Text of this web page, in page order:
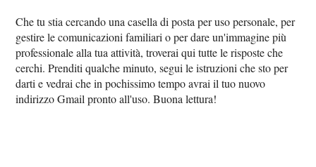
Che tu stia cercando una casella di posta per uso personale, per
gestire le comunicazioni familiari o per dare un'immagine più
professionale alla tua attività, troverai qui tutte le risposte che
cerchi. Prenditi qualche minuto, segui le istruzioni che sto per
darti e vedrai che in pochissimo tempo avrai il tuo nuovo
indirizzo Gmail pronto all'uso. Buona lettura!